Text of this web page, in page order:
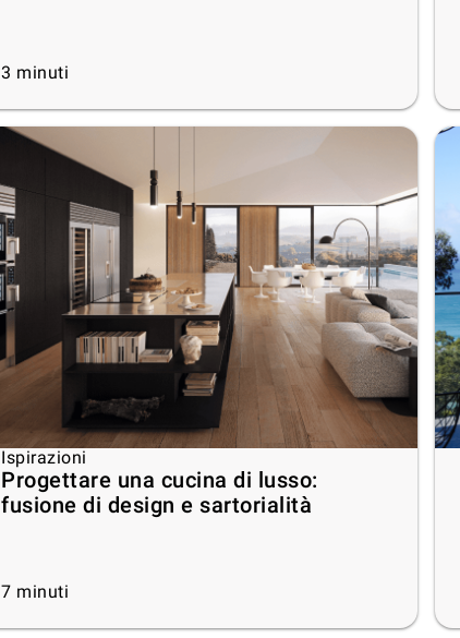
3 minuti
Ispirazioni
Progettare una cucina di lusso:
fusione di design e sartorialità
7 minuti